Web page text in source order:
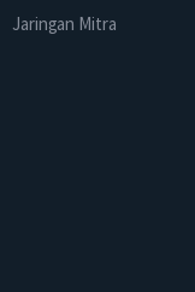
Jaringan Mitra